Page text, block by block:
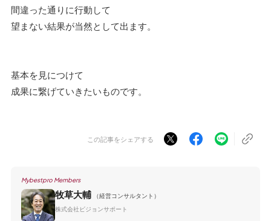
間違った通りに行動して
望まない結果が当然として出ます。
基本を見につけて
成果に繋げていきたいものです。
この記事をシェアする
Mybestpro Members
牧草大輔
（経営コンサルタント）
株式会社ビジョンサポート